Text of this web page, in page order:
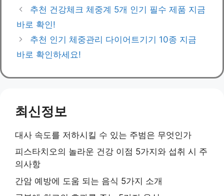
추천 건강체크 체중계 5개 인기 필수 제품 지금
바로 확인!
추천 인기 체중관리 다이어트기기 10종 지금
바로 확인하세요!
최신정보
대사 속도를 저하시킬 수 있는 주범은 무엇인가
피스타치오의 놀라운 건강 이점 5가지와 섭취 시 주
의사항
간암 예방에 도움 되는 음식 5가지 소개